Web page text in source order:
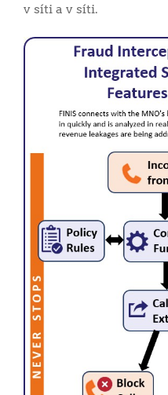
v síti a v síti.